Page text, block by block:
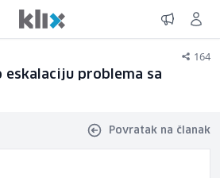
164
eskalaciju problema sa
Povratak na članak